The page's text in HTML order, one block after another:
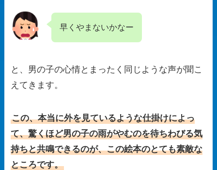
早くやまないかなー
と、男の子の心情とまったく同じような声が聞こ
えてきます。
この、本当に外を見ているような仕掛けによっ
て、驚くほど男の子の雨がやむのを待ちわびる気
持ちと共鳴できるのが、この絵本のとても素敵な
ところです。